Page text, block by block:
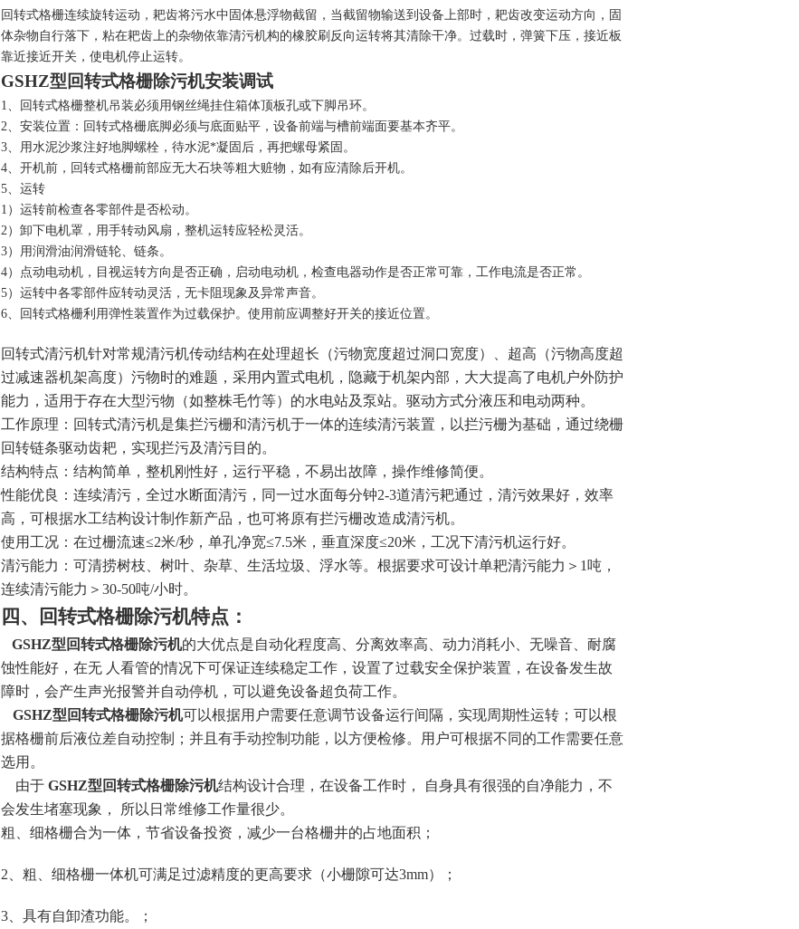
回转式格栅连续旋转运动，耙齿将污水中固体悬浮物截留，当截留物输送到设备上部时，耙齿改变运动方向，固
体杂物自行落下，粘在耙齿上的杂物依靠清污机构的橡胶刷反向运转将其清除干净。过载时，弹簧下压，接近板
靠近接近开关，使电机停止运转。
GSHZ型回转式格栅除污机安装调试
1、回转式格栅整机吊装必须用钢丝绳挂住箱体顶板孔或下脚吊环。
2、安装位置：回转式格栅底脚必须与底面贴平，设备前端与槽前端面要基本齐平。
3、用水泥沙浆注好地脚螺栓，待水泥*凝固后，再把螺母紧固。
4、开机前，回转式格栅前部应无大石块等粗大赃物，如有应清除后开机。
5、运转
1）运转前检查各零部件是否松动。
2）卸下电机罩，用手转动风扇，整机运转应轻松灵活。
3）用润滑油润滑链轮、链条。
4）点动电动机，目视运转方向是否正确，启动电动机，检查电器动作是否正常可靠，工作电流是否正常。
5）运转中各零部件应转动灵活，无卡阻现象及异常声音。
6、回转式格栅利用弹性装置作为过载保护。使用前应调整好开关的接近位置。
回转式清污机针对常规清污机传动结构在处理超长（污物宽度超过洞口宽度）、超高（污物高度超
过减速器机架高度）污物时的难题，采用内置式电机，隐藏于机架内部，大大提高了电机户外防护
能力，适用于存在大型污物（如整株毛竹等）的水电站及泵站。驱动方式分液压和电动两种。
工作原理：回转式清污机是集拦污栅和清污机于一体的连续清污装置，以拦污栅为基础，通过绕栅
回转链条驱动齿耙，实现拦污及清污目的。
结构特点：结构简单，整机刚性好，运行平稳，不易出故障，操作维修简便。
性能优良：连续清污，全过水断面清污，同一过水面每分钟2-3道清污耙通过，清污效果好，效率
高，可根据水工结构设计制作新产品，也可将原有拦污栅改造成清污机。
使用工况：在过栅流速≤2米/秒，单孔净宽≤7.5米，垂直深度≤20米，工况下清污机运行好。
清污能力：可清捞树枝、树叶、杂草、生活垃圾、浮水等。根据要求可设计单耙清污能力＞1吨，
连续清污能力＞30-50吨/小时。
四、回转式格栅除污机特点：
GSHZ型回转式格栅除污机的大优点是自动化程度高、分离效率高、动力消耗小、无噪音、耐腐
蚀性能好，在无 人看管的情况下可保证连续稳定工作，设置了过载安全保护装置，在设备发生故
障时，会产生声光报警并自动停机，可以避免设备超负荷工作。
GSHZ型回转式格栅除污机可以根据用户需要任意调节设备运行间隔，实现周期性运转；可以根
据格栅前后液位差自动控制；并且有手动控制功能，以方便检修。用户可根据不同的工作需要任意
选用。
由于 GSHZ型回转式格栅除污机结构设计合理，在设备工作时， 自身具有很强的自净能力，不
会发生堵塞现象， 所以日常维修工作量很少。
粗、细格栅合为一体，节省设备投资，减少一台格栅井的占地面积 ；
2、粗、细格栅一体机可满足过滤精度的更高要求（小栅隙可达3mm） ；
3、具有自卸渣功能。 ；